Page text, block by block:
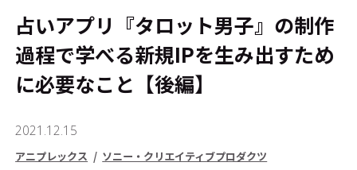
占いアプリ『タロット男子』の制作
過程で学べる新規IPを生み出すため
に必要なこと【後編】
2021.12.15
アニプレックス ソニー・クリエイティブプロダクツ